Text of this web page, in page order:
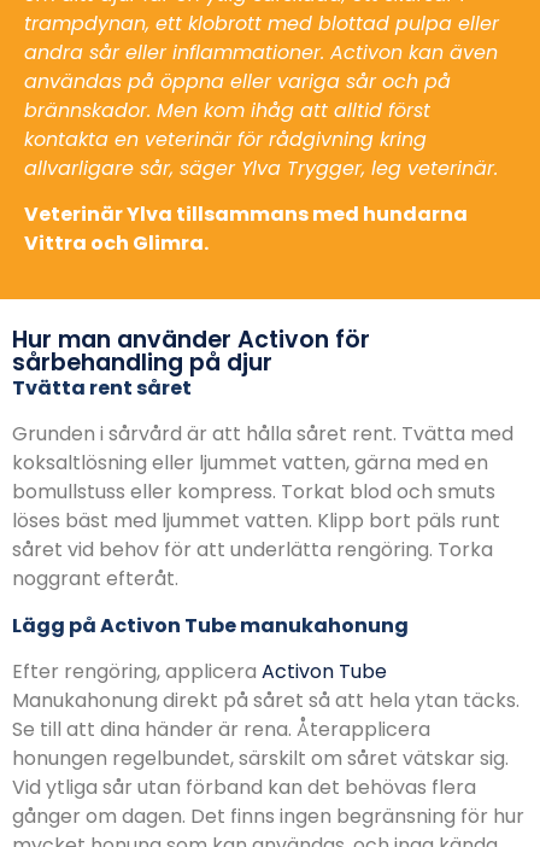
trampdynan, ett klobrott med blottad pulpa eller
andra sår eller inflammationer. Activon kan även
användas på öppna eller variga sår och på
brännskador. Men kom ihåg att alltid först
kontakta en veterinär för rådgivning kring
allvarligare sår, säger Ylva Trygger, leg veterinär.
Veterinär Ylva tillsammans med hundarna
Vittra och Glimra.
Hur man använder Activon för
sårbehandling på djur
Tvätta rent såret
Grunden i sårvård är att hålla såret rent. Tvätta med
koksaltlösning eller ljummet vatten, gärna med en
bomullstuss eller kompress. Torkat blod och smuts
löses bäst med ljummet vatten. Klipp bort päls runt
såret vid behov för att underlätta rengöring. Torka
noggrant efteråt.
Lägg på Activon Tube manukahonung
Efter rengöring, applicera Activon Tube
Manukahonung direkt på såret så att hela ytan täcks.
Se till att dina händer är rena. Återapplicera
honungen regelbundet, särskilt om såret vätskar sig.
Vid ytliga sår utan förband kan det behövas flera
gånger om dagen. Det finns ingen begränsning för hur